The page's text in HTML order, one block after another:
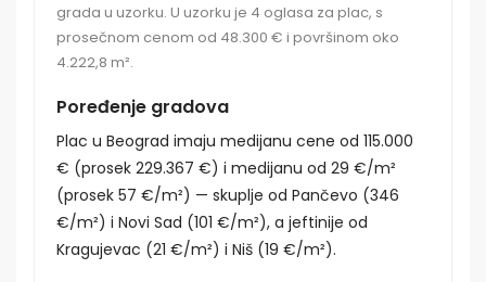
grada u uzorku. U uzorku je 4 oglasa za plac, s
prosečnom cenom od 48.300 € i površinom oko
4.222,8 m².
Poređenje gradova
Plac u Beograd imaju medijanu cene od 115.000
€ (prosek 229.367 €) i medijanu od 29 €/m²
(prosek 57 €/m²) — skuplje od Pančevo (346
€/m²) i Novi Sad (101 €/m²), a jeftinije od
Kragujevac (21 €/m²) i Niš (19 €/m²).